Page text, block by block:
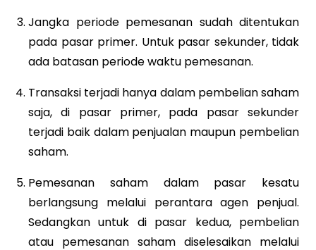
Jangka periode pemesanan sudah ditentukan
pada pasar primer. Untuk pasar sekunder, tidak
ada batasan periode waktu pemesanan.
Transaksi terjadi hanya dalam pembelian saham
saja, di pasar primer, pada pasar sekunder
terjadi baik dalam penjualan maupun pembelian
saham.
Pemesanan saham dalam pasar kesatu
berlangsung melalui perantara agen penjual.
Sedangkan untuk di pasar kedua, pembelian
atau pemesanan saham diselesaikan melalui